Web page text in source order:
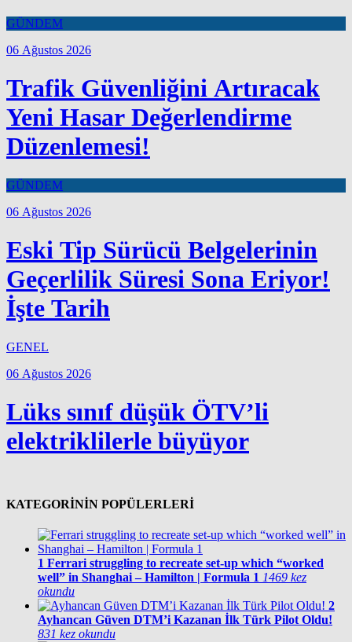
GÜNDEM
06 Ağustos 2026
Trafik Güvenliğini Artıracak
Yeni Hasar Değerlendirme
Düzenlemesi!
GÜNDEM
06 Ağustos 2026
Eski Tip Sürücü Belgelerinin
Geçerlilik Süresi Sona Eriyor!
İşte Tarih
GENEL
06 Ağustos 2026
Lüks sınıf düşük ÖTV’li
elektriklilerle büyüyor
KATEGORİNİN POPÜLERLERİ
1 Ferrari struggling to recreate set-up which “worked
well” in Shanghai – Hamilton | Formula 1 1469 kez
okundu
2
Ayhancan Güven DTM’i Kazanan İlk Türk Pilot Oldu!
831 kez okundu